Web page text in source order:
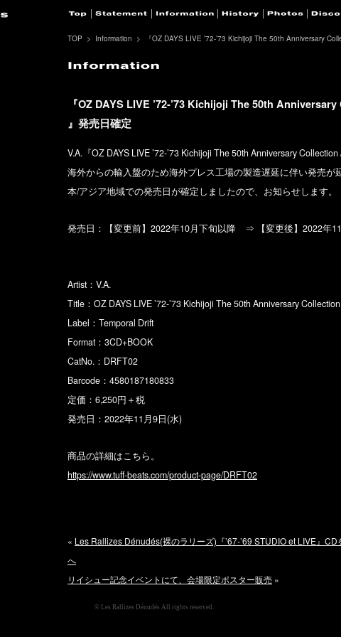
TOP Information 『OZ DAYS LIVE ’72-’73 Kichijoji The 50th Anniversary
『OZ DAYS LIVE ’72-’73 Kichijoji The 50th
』発売日確定
V.A.『OZ DAYS LIVE ’72-’73 Kichijoji The 50th Anniversary
海外からの輸入盤のため海外プレス工場の製造遅延に伴い発売が
本/アジア地域での発売日が確定しましたので、お知らせします。
発売日：【変更前】2022年10月下旬以降 ⇒ 【変更後】2022年
Artist：V.A.
Title：OZ DAYS LIVE ’72-’73 Kichijoji The 50th Anniversary Collection
Label：Temporal Drift
Format：3CD+BOOK
CatNo.：DRFT02
Barcode：4580187180833
定価：6,250円＋税
発売日：2022年11月9日(水)
商品の詳細はこちら。
https://www.tuff-beats.com/product-page/DRFT02
« Les Rallizes Dénudés(裸のラリーズ)『’67-’69 STUDIO et LIVE』
へ
リイシュー記念イベントにて、会場限定ポスター販売 »
© Les Rallizes Dénudés All rights reserved.